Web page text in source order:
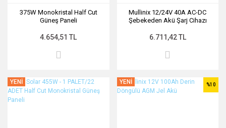
375W Monokristal Half Cut
Güneş Paneli
4.654,51 TL
Mullinix 12/24V 40A AC-DC
Şebekeden Akü Şarj Cihazı
6.711,42 TL
YENİ YENİ %10